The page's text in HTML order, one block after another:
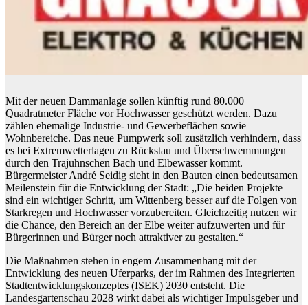
Mit der neuen Dammanlage sollen künftig rund 80.000
Quadratmeter Fläche vor Hochwasser geschützt werden. Dazu
zählen ehemalige Industrie- und Gewerbeflächen sowie
Wohnbereiche. Das neue Pumpwerk soll zusätzlich verhindern, dass
es bei Extremwetterlagen zu Rückstau und Überschwemmungen
durch den Trajuhnschen Bach und Elbewasser kommt.
Bürgermeister André Seidig sieht in den Bauten einen bedeutsamen
Meilenstein für die Entwicklung der Stadt: „Die beiden Projekte
sind ein wichtiger Schritt, um Wittenberg besser auf die Folgen von
Starkregen und Hochwasser vorzubereiten. Gleichzeitig nutzen wir
die Chance, den Bereich an der Elbe weiter aufzuwerten und für
Bürgerinnen und Bürger noch attraktiver zu gestalten.“
Die Maßnahmen stehen in engem Zusammenhang mit der
Entwicklung des neuen Uferparks, der im Rahmen des Integrierten
Stadtentwicklungskonzeptes (ISEK) 2030 entsteht. Die
Landesgartenschau 2028 wirkt dabei als wichtiger Impulsgeber und